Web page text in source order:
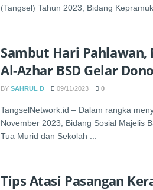
(Tangsel) Tahun 2023, Bidang
Sambut Hari Pahlawan,
Al-Azhar BSD Gelar
BY SAHRUL D 09/11/2023 0
TangselNetwork.id – Dalam rangka
November 2023, Bidang Sosial Majelis
Tua Murid dan Sekolah ...
Tips Atasi Pasangan